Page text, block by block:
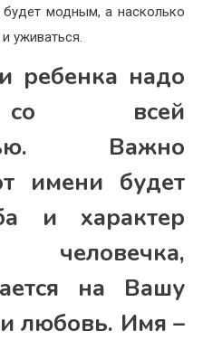
модным, а насколько
уживаться.
ребенка надо
со всей
Важно
имени будет
и характер
на Вашу
и любовь. Имя –